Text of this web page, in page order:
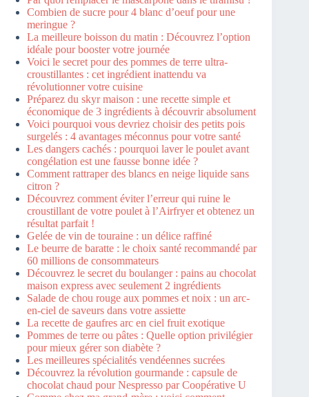
Combien de sucre pour 4 blanc d’oeuf pour une
meringue ?
La meilleure boisson du matin : Découvrez l’option
idéale pour booster votre journée
Voici le secret pour des pommes de terre ultra-
croustillantes : cet ingrédient inattendu va
révolutionner votre cuisine
Préparez du skyr maison : une recette simple et
économique de 3 ingrédients à découvrir absolument
Voici pourquoi vous devriez choisir des petits pois
surgelés : 4 avantages méconnus pour votre santé
Les dangers cachés : pourquoi laver le poulet avant
congélation est une fausse bonne idée ?
Comment rattraper des blancs en neige liquide sans
citron ?
Découvrez comment éviter l’erreur qui ruine le
croustillant de votre poulet à l’Airfryer et obtenez un
résultat parfait !
Gelée de vin de touraine : un délice raffiné
Le beurre de baratte : le choix santé recommandé par
60 millions de consommateurs
Découvrez le secret du boulanger : pains au chocolat
maison express avec seulement 2 ingrédients
Salade de chou rouge aux pommes et noix : un arc-
en-ciel de saveurs dans votre assiette
La recette de gaufres arc en ciel fruit exotique
Pommes de terre ou pâtes : Quelle option privilégier
pour mieux gérer son diabète ?
Les meilleures spécialités vendéennes sucrées
Découvrez la révolution gourmande : capsule de
chocolat chaud pour Nespresso par Coopérative U